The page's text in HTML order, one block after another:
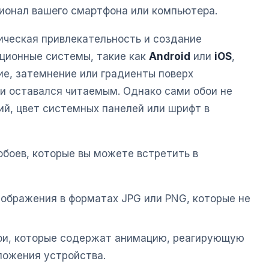
вашего смартфона или компьютера.
привлекательность и создание
системы, такие как Android или iOS,
затемнение или градиенты поверх
оставался читаемым. Однако сами обои не
цвет системных панелей или шрифт в
которые вы можете встретить в
в форматах JPG или PNG, которые не
которые содержат анимацию, реагирующую
устройства.